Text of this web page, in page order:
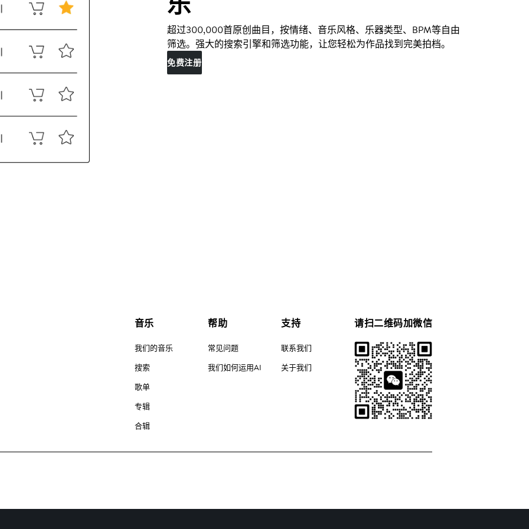
超过300,000首原创曲目，按情绪、音乐风格、乐器类型、BPM等自由
筛选。强大的搜索引擎和筛选功能，让您轻松为作品找到完美拍档。
免费注册
音乐
我们的音乐
搜索
歌单
专辑
合辑
帮助
常见问题
我们如何运用AI
支持
联系我们
关于我们
请扫二维码加微信